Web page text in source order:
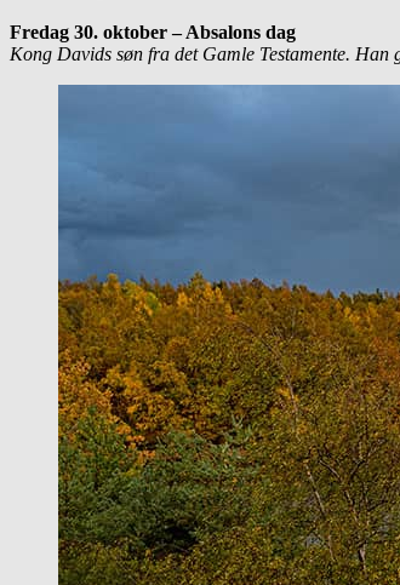
Fredag 30. oktober – Absalons dag
Kong Davids søn fra det Gamle Testamente.